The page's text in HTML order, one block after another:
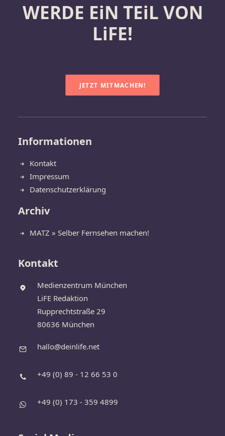
WERDE EiN TEiL VON
LiFE!
JETZT MITMACHEN!
Informationen
Kontakt
Impressum
Datenschutzerklärung
Archiv
MATZ » Selber Fernsehen machen!
Kontakt
Medienzentrum München
LiFE Redaktion
Rupprechtstraße 29
80636 München
hallo@deinlife.net
+49 (0) 89 - 12 66 53 0
+49 (0) 173 - 359 4899